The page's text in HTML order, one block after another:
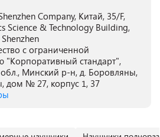
Company, Китай, 35/F,
Science & Technology Building,
с ограниченной
"Корпоративный стандарт",
Минский р-н, д. Боровляны,
дом № 27, корпус 1, 37